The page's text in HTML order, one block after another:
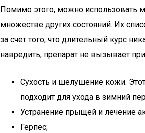
Помимо этого, можно использовать
множестве других состояний. Их
за счет того, что длительный курс
навредить, препарат не вызывает
Сухость и шелушение кожи.
подходит для ухода в зимний
Устранение прыщей и лечение
Герпес;